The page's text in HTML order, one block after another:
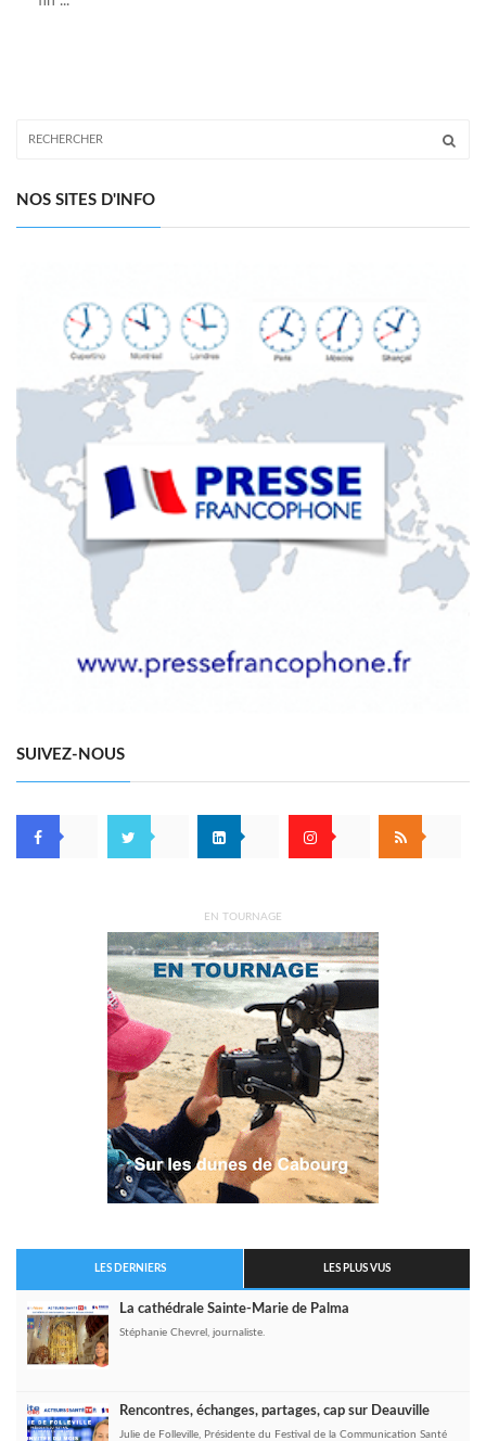
NOS SITES D'INFO
SUIVEZ-NOUS
EN TOURNAGE
LES DERNIERS LES PLUS VUS
La cathédrale Sainte-Marie de Palma
Stéphanie Chevrel, journaliste.
Rencontres, échanges, partages, cap sur Deauville
Julie de Folleville, Présidente du Festival de la Communication Santé